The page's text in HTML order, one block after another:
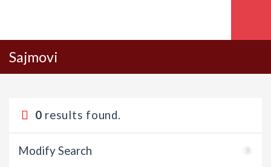
Sajmovi
0 results found.
Modify Search